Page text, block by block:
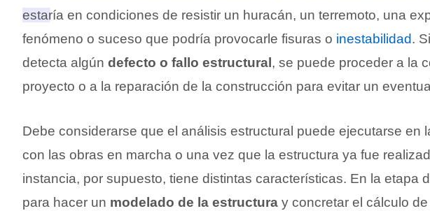
estaría en condiciones de resistir un huracán, un terremoto, una
fenómeno o suceso que podría provocarle fisuras o inestabilidad.
detecta algún defecto o fallo estructural , se puede proceder a la
proyecto o a la reparación de la construcción para evitar un
Debe considerarse que el análisis estructural puede ejecutarse en
con las obras en marcha o una vez que la estructura ya fue
instancia, por supuesto, tiene distintas características. En la etapa
para hacer un modelado de la estructura y concretar el cálculo